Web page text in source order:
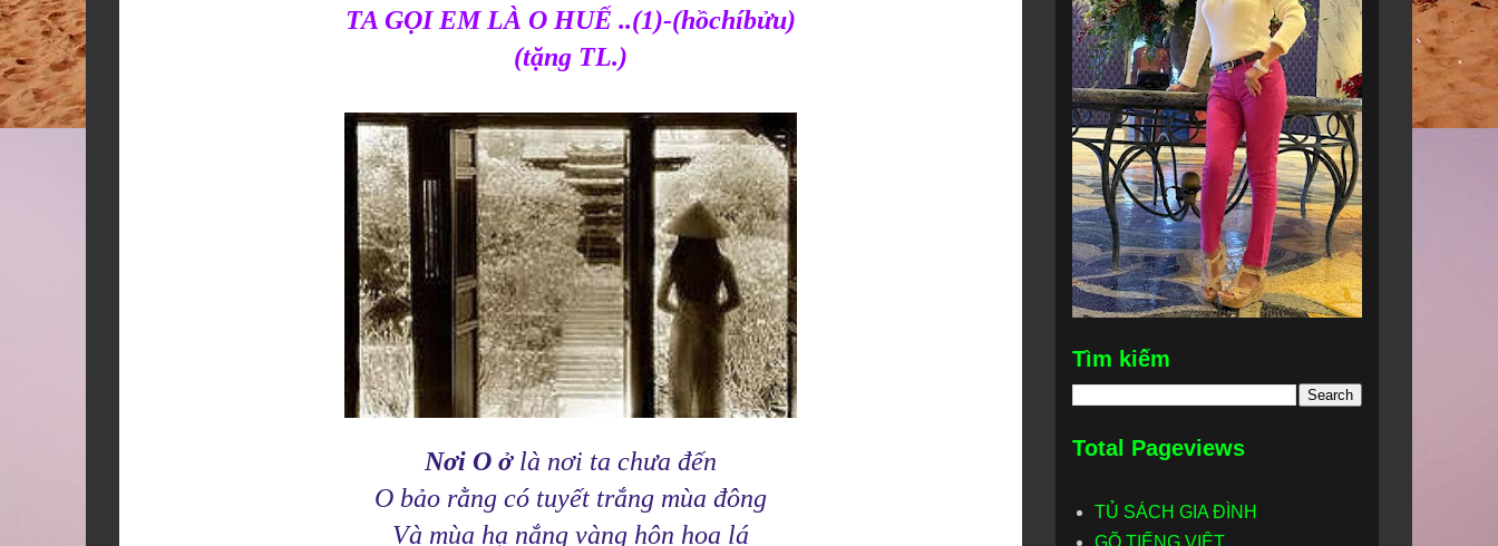
TA GỌI EM LÀ O HUẾ ..(1)-(hồchíbửu)
(tặng TL.)
Nơi O ởlà nơi ta chưa đến
O bảo rằng có tuyết trắng mùa đông
Và mùa hạ nắng vàng hôn hoa lá
Tìm kiếm
Total Pageviews
TỦ SÁCH GIA ĐÌNH
GÕ TIẾNG VIỆT